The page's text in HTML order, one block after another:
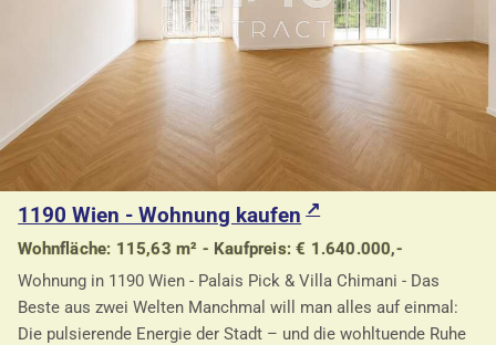
1190 Wien - Wohnung kaufen
Wohnfläche: 115,63 m² - Kaufpreis: € 1.640.000,-
Wohnung in 1190 Wien - Palais Pick & Villa Chimani - Das
Beste aus zwei Welten Manchmal will man alles auf einmal:
Die pulsierende Energie der Stadt – und die wohltuende Ruhe